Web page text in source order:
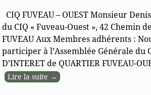
CIQ FUVEAU – OUEST Monsieur
du CIQ « Fuveau-Ouest », 42 Chemin
FUVEAU Aux Membres adhérents :
participer à l’Assemblée Générale du
D’INTERET de QUARTIER FUVEAU-
Lire la suite →